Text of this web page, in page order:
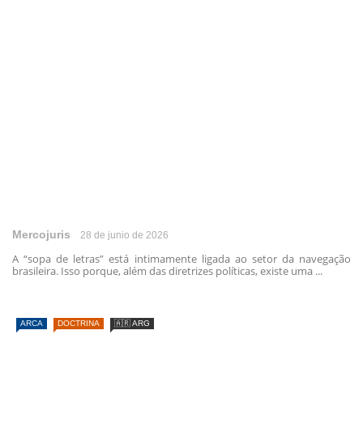
Mercojuris 28 de junio de 2026
A “sopa de letras” está intimamente ligada ao setor da navegação
brasileira. Isso porque, além das diretrizes políticas, existe uma ...
ARCA DOCTRINA 🇦🇷 ARG